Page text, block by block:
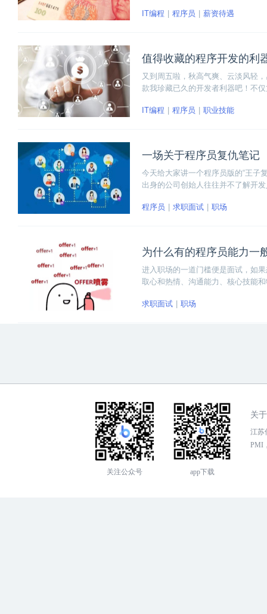
IT编程
程序员 薪资待遇
值得收藏的程序开发的利
又到周五啦，秋高气爽、云淡风轻
款我珍藏已久的开发者利器吧！不
IT编程 程序员 职业技能
一场关于程序员复仇笔记
今天给大家讲一个程序员版的“王子
出身的公司创始人往往并不了解开
程序员
求职面试 职场
为什么有的程序员能力一
进入职场的一道门槛便是面试，如
取心和热情、沟通能力、核心技能
求职面试 职场
关注公众号 app下载
关
江苏
PMI